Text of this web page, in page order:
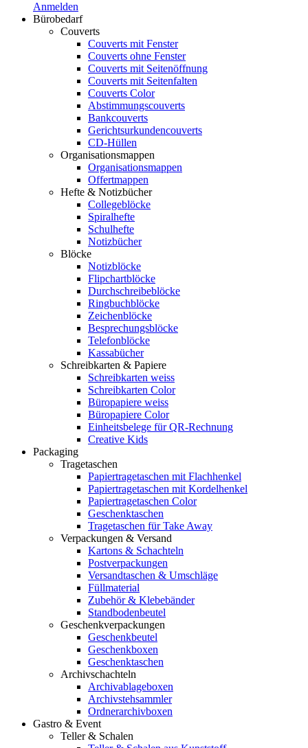
Anmelden
Bürobedarf
Couverts
Couverts mit Fenster
Couverts ohne Fenster
Couverts mit Seitenöffnung
Couverts mit Seitenfalten
Couverts Color
Abstimmungscouverts
Bankcouverts
Gerichtsurkundencouverts
CD-Hüllen
Organisationsmappen
Organisationsmappen
Offertmappen
Hefte & Notizbücher
Collegeblöcke
Spiralhefte
Schulhefte
Notizbücher
Blöcke
Notizblöcke
Flipchartblöcke
Durchschreibeblöcke
Ringbuchblöcke
Zeichenblöcke
Besprechungsblöcke
Telefonblöcke
Kassabücher
Schreibkarten & Papiere
Schreibkarten weiss
Schreibkarten Color
Büropapiere weiss
Büropapiere Color
Einheitsbelege für QR-Rechnung
Creative Kids
Packaging
Tragetaschen
Papiertragetaschen mit Flachhenkel
Papiertragetaschen mit Kordelhenkel
Papiertragetaschen Color
Geschenktaschen
Tragetaschen für Take Away
Verpackungen & Versand
Kartons & Schachteln
Postverpackungen
Versandtaschen & Umschläge
Füllmaterial
Zubehör & Klebebänder
Standbodenbeutel
Geschenkverpackungen
Geschenkbeutel
Geschenkboxen
Geschenktaschen
Archivschachteln
Archivablageboxen
Archivstehsammler
Ordnerarchivboxen
Gastro & Event
Teller & Schalen